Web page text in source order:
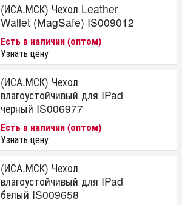
(ИСА.МСК) Чехол Leather
Wallet (MagSafe) IS009012
Есть в наличии (оптом)
Узнать цену
(ИСА.МСК) Чехол
влагоустойчивый для IPad
черный IS006977
Есть в наличии (оптом)
Узнать цену
(ИСА.МСК) Чехол
влагоустойчивый для IPad
белый IS009658